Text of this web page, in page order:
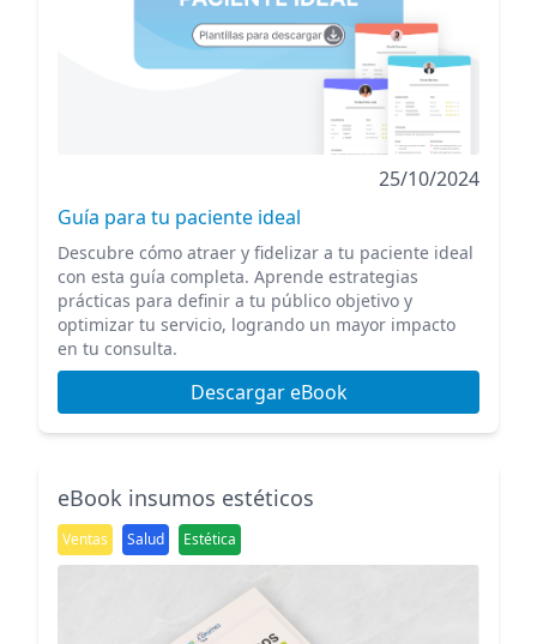
25/10/2024
Guía para tu paciente ideal
Descubre cómo atraer y fidelizar a tu paciente ideal
con esta guía completa. Aprende estrategias
prácticas para definir a tu público objetivo y
optimizar tu servicio, logrando un mayor impacto
en tu consulta.
Descargar eBook
eBook insumos estéticos
Ventas Salud Estética